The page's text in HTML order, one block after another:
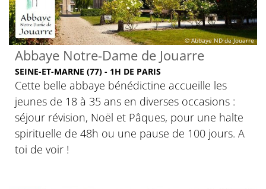
© Abbaye ND de Jouarre
Abbaye Notre-Dame de Jouarre
SEINE-ET-MARNE (77) - 1H DE PARIS
Cette belle abbaye bénédictine accueille les
jeunes de 18 à 35 ans en diverses occasions :
séjour révision, Noël et Pâques, pour une halte
spirituelle de 48h ou une pause de 100 jours. A
toi de voir !